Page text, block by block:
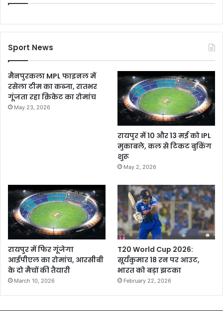
Sport News
मैनपुरकला MPL फाइनल में
रसेला टीम का कब्जा, रातभर
गूंजता रहा क्रिकेट का रोमांच
May 23, 2026
रायपुर में 10 और 13 मई को IPL
मुकाबले, कल से टिकट बुकिंग
शुरू
May 2, 2026
रायपुर में फिर गूंजेगा
आईपीएल का रोमांच, आरसीबी
के दो मैचों की तैयारी
March 10, 2026
T20 World Cup 2026:
सूर्यकुमार 18 रन पर आउट,
भारत को बड़ा झटका
February 22, 2026